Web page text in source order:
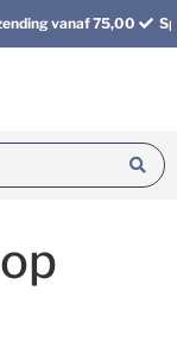
vanaf 75,00